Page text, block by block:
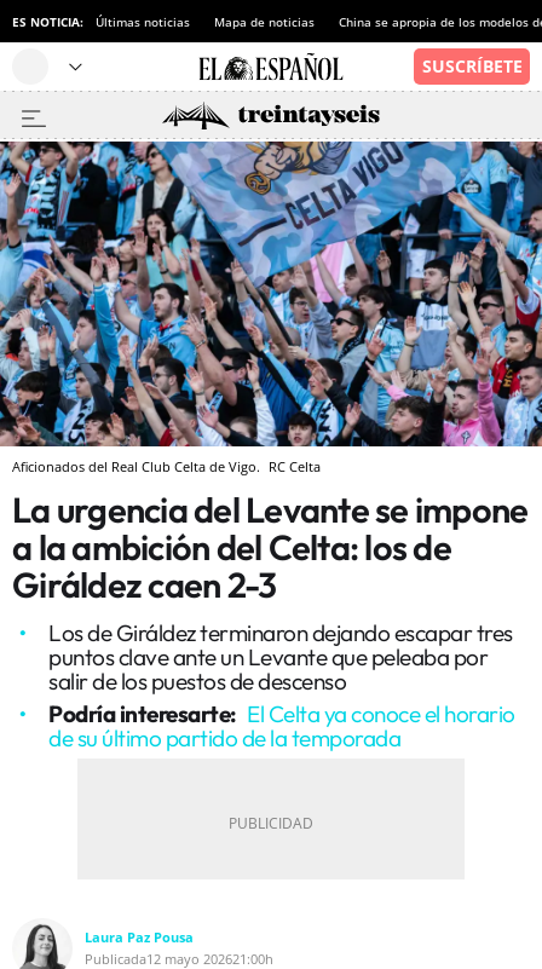
ES NOTICIA: Últimas noticias Mapa de noticias China se apropia de los modelos
Aficionados del Real Club Celta de Vigo. RC Celta
La urgencia del Levante se impone
a la ambición del Celta: los de
Giráldez caen 2-3
Los de Giráldez terminaron dejando escapar tres
puntos clave ante un Levante que peleaba por
salir de los puestos de descenso
Podría interesarte: El Celta ya conoce el horario
de su último partido de la temporada
Laura Paz Pousa
Publicada12 mayo 202621:00h